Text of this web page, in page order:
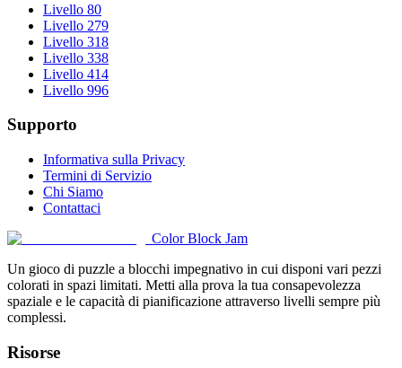
Livello 80
Livello 279
Livello 318
Livello 338
Livello 414
Livello 996
Supporto
Informativa sulla Privacy
Termini di Servizio
Chi Siamo
Contattaci
Color Block Jam
Un gioco di puzzle a blocchi impegnativo in cui disponi vari pezzi
colorati in spazi limitati. Metti alla prova la tua consapevolezza
spaziale e le capacità di pianificazione attraverso livelli sempre più
complessi.
Risorse